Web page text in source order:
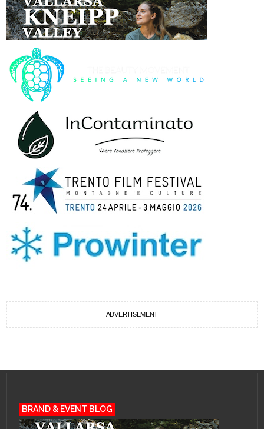
ADVERTISEMENT
BRAND & EVENT BLOG